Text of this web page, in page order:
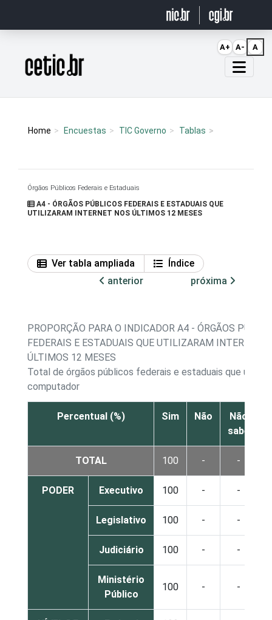
Página inicial
Home Encuestas TIC Governo Tablas
Órgãos Públicos Federais e Estaduais
A4 - ÓRGÃOS PÚBLICOS FEDERAIS E ESTADUAIS QUE
UTILIZARAM INTERNET NOS ÚLTIMOS 12 MESES
Ver tabla ampliada
Índice
anterior
próxima
PROPORÇÃO PARA O INDICADOR A4 - ÓRGÃOS
FEDERAIS E ESTADUAIS QUE UTILIZARAM INTERNET
ÚLTIMOS 12 MESES
Total de órgãos públicos federais e estaduais que
computador
Percentual (%) Sim Não
Não
sabe
TOTAL 100 - -
PODER Executivo 100 - -
Legislativo 100 - -
Judiciário 100 - -
Ministério
Público
100 - -
A+ A- A